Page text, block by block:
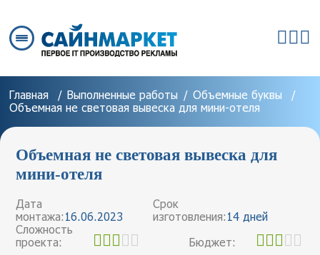
Главная Выполненные работы
Объемные буквы
Объемная не световая вывеска для мини-отеля
Объемная не световая вывеска для
мини-отеля
Дата
монтажа: 16.06.2023
Срок
изготовления: 14 дней
Сложность
проекта:
Бюджет: